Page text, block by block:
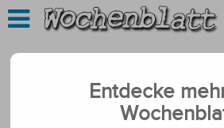
Entdecke